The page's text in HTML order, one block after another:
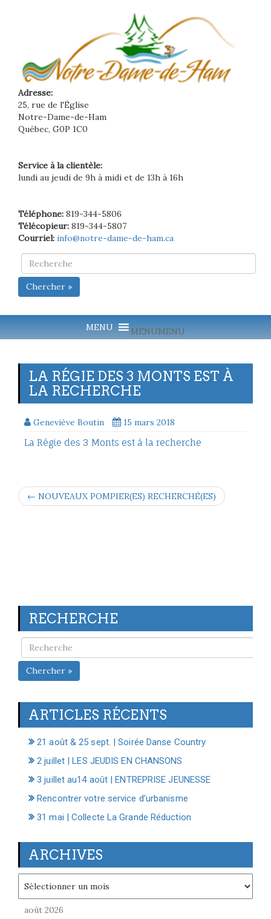
Adresse:
25, rue de l'Église
Notre-Dame-de-Ham
Québec, G0P 1C0
Service à la clientèle:
lundi au jeudi de 9h à midi et de 13h à 16h
Téléphone: 819-344-5806
Télécopieur: 819-344-5807
Courriel: info@notre-dame-de-ham.ca
Chercher »
MENUMENU
LA RÉGIE DES 3 MONTS EST À
LA RECHERCHE
Geneviève Boutin 15 mars 2018
La Régie des 3 Monts est à la recherche
← NOUVEAUX POMPIER(ES) RECHERCHÉ(ES)
RECHERCHE
Chercher »
ARTICLES RÉCENTS
21 août & 25 sept. | Soirée Danse Country
2 juillet | LES JEUDIS EN CHANSONS
3 juillet au14 août | ENTREPRISE JEUNESSE
Rencontrer votre service d’urbanisme
31 mai | Collecte La Grande Réduction
ARCHIVES
août 2026